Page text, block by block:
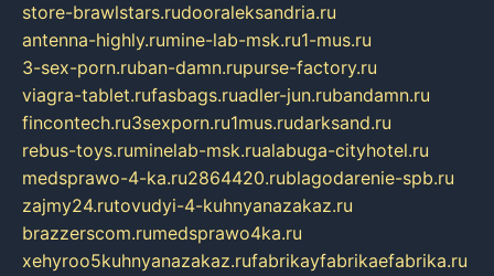
store-brawlstars.rudooraleksandria.ru
antenna-highly.rumine-lab-msk.ru1-mus.ru
3-sex-porn.ruban-damn.rupurse-factory.ru
viagra-tablet.rufasbags.ruadler-jun.rubandamn.ru
fincontech.ru3sexporn.ru1mus.rudarksand.ru
rebus-toys.ruminelab-msk.rualabuga-cityhotel.ru
medsprawo-4-ka.ru2864420.rublagodarenie-spb.ru
zajmy24.rutovudyi-4-kuhnyanazakaz.ru
brazzerscom.rumedsprawo4ka.ru
xehyroo5kuhnyanazakaz.rufabrikayfabrikaefabrika.ru